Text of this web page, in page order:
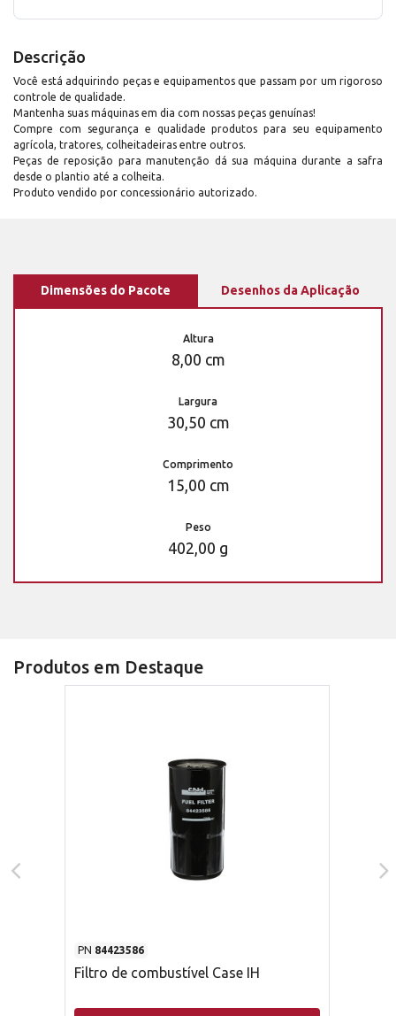
Descrição
Você está adquirindo peças e equipamentos que passam por um rigoroso
controle de qualidade.
Mantenha suas máquinas em dia com nossas peças genuínas!
Compre com segurança e qualidade produtos para seu equipamento
agrícola, tratores, colheitadeiras entre outros.
Peças de reposição para manutenção dá sua máquina durante a safra
desde o plantio até a colheita.
Produto vendido por concessionário autorizado.
Dimensões do Pacote Desenhos da Aplicação
Altura
8,00 cm
Largura
30,50 cm
Comprimento
15,00 cm
Peso
402,00 g
Produtos em Destaque
PN 84423586
Filtro de combustível Case IH